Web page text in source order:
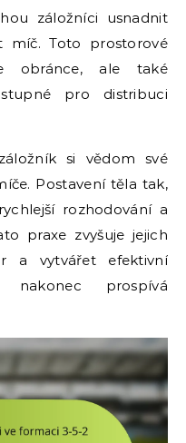
záložníci usnadnit
míč. Toto prostorové
obránce, ale také
pro distribuci
si vědom své
Postavení těla tak,
rozhodování a
praxe zvyšuje jejich
a vytvářet efektivní
nakonec prospívá